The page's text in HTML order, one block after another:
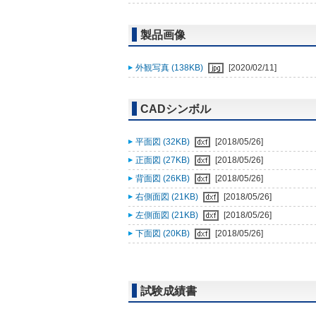
製品画像
外観写真 (138KB) [2020/02/11]
CADシンボル
平面図 (32KB)
[2018/05/26]
正面図 (27KB)
[2018/05/26]
背面図 (26KB)
[2018/05/26]
右側面図 (21KB)
[2018/05/26]
左側面図 (21KB)
[2018/05/26]
下面図 (20KB)
[2018/05/26]
試験成績書